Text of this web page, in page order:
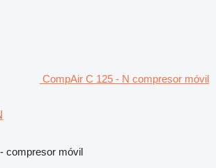
CompAir C 125 - N compresor móvil
compresor móvil